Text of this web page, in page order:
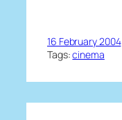
16 February 2004
Tags:cinema